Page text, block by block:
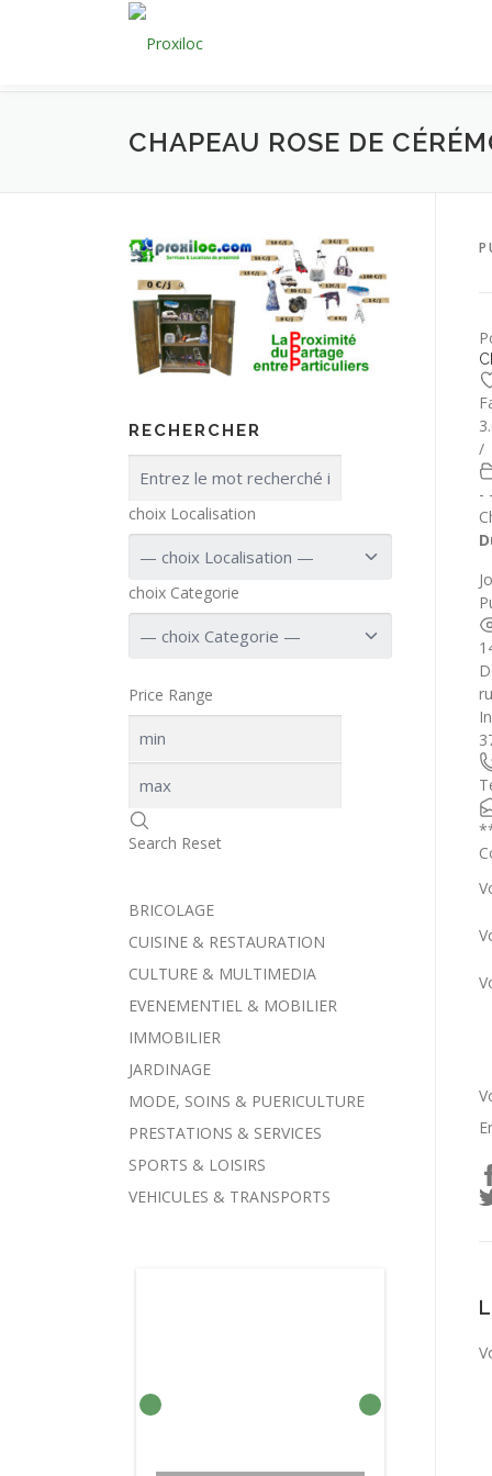
CHAPEAU ROSE DE
/
-
RECHERCHER
choix Localisation
choix Categorie
Price Range
Search Reset
BRICOLAGE
CUISINE & RESTAURATION
CULTURE & MULTIMEDIA
EVENEMENTIEL & MOBILIER
IMMOBILIER
JARDINAGE
MODE, SOINS & PUERICULTURE
PRESTATIONS & SERVICES
SPORTS & LOISIRS
VEHICULES & TRANSPORTS
SUR BARRES
COMPRESSEUR DE
CHARGEUR
ADAPTABLE SUR
VOITURE MONOSPACE